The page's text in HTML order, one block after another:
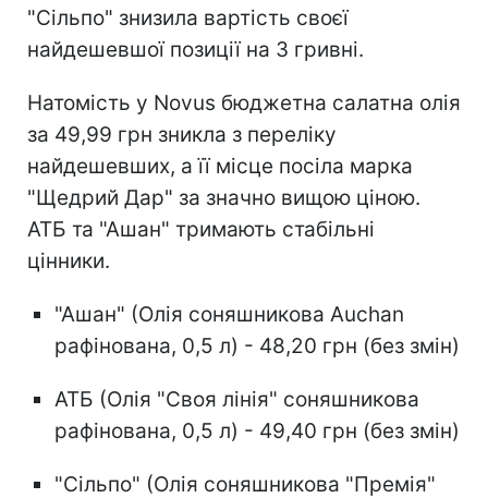
"Сільпо" знизила вартість своєї
найдешевшої позиції на 3 гривні.
Натомість у Novus бюджетна салатна олія
за 49,99 грн зникла з переліку
найдешевших, а її місце посіла марка
"Щедрий Дар" за значно вищою ціною.
АТБ та "Ашан" тримають стабільні
цінники.
"Ашан" (Олія соняшникова Auchan
рафінована, 0,5 л) - 48,20 грн (без змін)
АТБ (Олія "Своя лінія" соняшникова
рафінована, 0,5 л) - 49,40 грн (без змін)
"Сільпо" (Олія соняшникова "Премія"